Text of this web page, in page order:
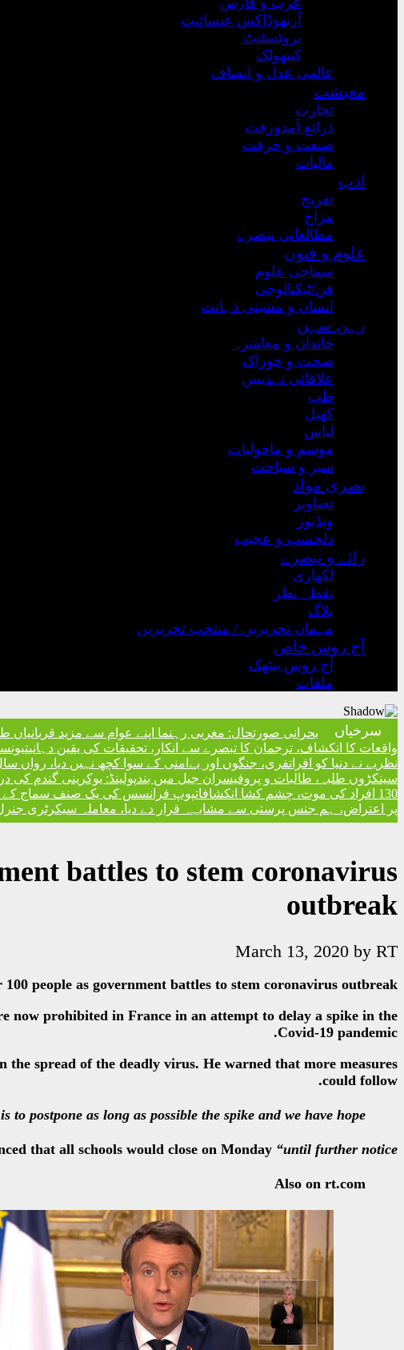
آرتھوڈاکس عیسائیت
پروٹسٹنٹ
کیتھولک
عالمی عدل و انصاف
معیشت
تجارت
ذرائع آمدورفت
صنعت و حرفت
مالیات
ادب
تفریح
مزاح
مطالعاتی تبصرے
علوم و فنون
سماجی علوم
فن/ٹیکنالوجی
انسان و مشینی ذہانت
رہن سہن
خاندان و معاشرہ
صحت و خوراک
علاقائی تہذیبیں
طب
کھیل
لباس
موسم و ماحولیات
سیر و سیاحت
بصری مواد
تصاویر
ویڈیوز
دلچسپ و عجیب
رائے و تبصرے
لکھاری
نقطہ نظر
بلاگ
مہمان تحریریں / منتخب تحریریں
آج روس خاص
آج روس بیٹھک
ملقات
سرخیاں بحرانی صورتحال: مغربی رہنما اپنے عوام سے مزید
واقعات کا انکشاف، ترجمان کا تبصرے سے انکار، تحقیقات کی یقین دہانیتیونسی
نظریے نے دنیا کو افراتفری، جنگوں اور بےامنی کے سوا کچھ نہیں دیا،
سینکڑوں طلبہ، طالبات و پروفیسران جیل میں بندپولینڈ: یوکرینی گندم کی
130 افراد کی موت، چشم کشا انکشافات
پوپ فرانسس کی یک صنف سماج کے
پر اعتراض، ہم جنس پرستی سے مشابہہ قرار دے دیا، معاملہ سیکرٹری جنرل
battles to stem coronavirus
outbreak
March 13, 2020 by RT
people as government battles to stem coronavirus outbreak
now prohibited in France in an attempt to delay a spike in the
Covid-19 pandemic.
spread of the deadly virus. He warned that more measures
could follow.
postpone as long as possible the spike and we have hope.
that all schools would close on Monday “until further notice.”
Also on rt.com